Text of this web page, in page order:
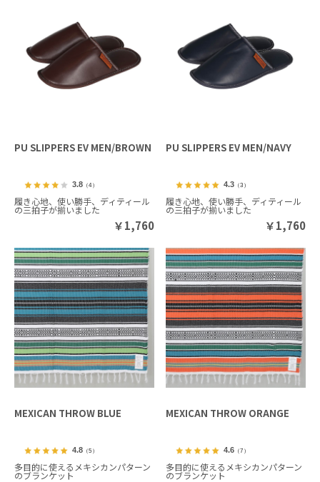
PU SLIPPERS EV MEN/BROWN
3.8（4）
履き心地、使い勝手、ディティール
の三拍子が揃いました
￥1,760
PU SLIPPERS EV MEN/NAVY
4.3 （3）
履き心地、使い勝手、ディティール
の三拍子が揃いました
￥1,760
MEXICAN THROW BLUE
4.8（5）
多目的に使えるメキシカンパターン
のブランケット
MEXICAN THROW ORANGE
4.6 （7）
多目的に使えるメキシカンパターン
のブランケット